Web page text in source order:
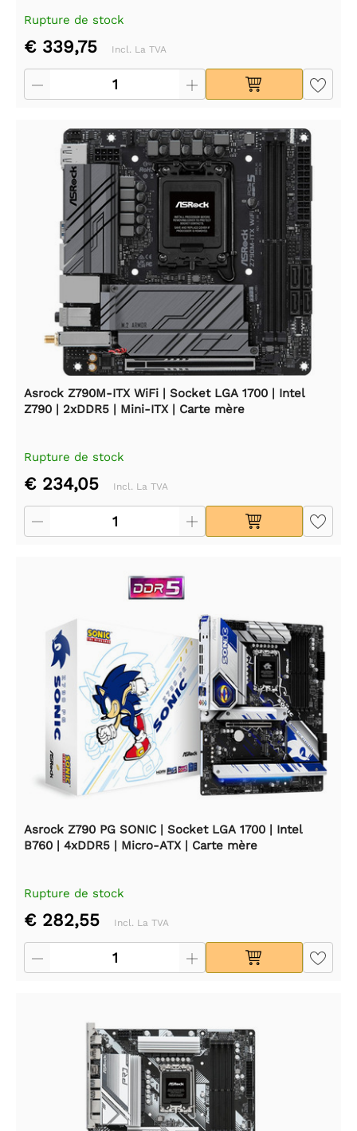
Rupture de stock
€ 339,75 Incl. La TVA
Asrock Z790M-ITX WiFi | Socket LGA 1700 | Intel
Z790 | 2xDDR5 | Mini-ITX | Carte mère
Rupture de stock
€ 234,05 Incl. La TVA
Asrock Z790 PG SONIC | Socket LGA 1700 | Intel
B760 | 4xDDR5 | Micro-ATX | Carte mère
Rupture de stock
€ 282,55 Incl. La TVA